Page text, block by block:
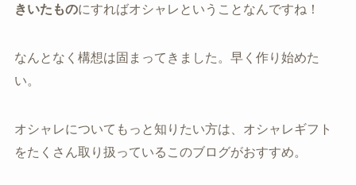
きいたものにすればオシャレということなんですね！
なんとなく構想は固まってきました。早く作り始めた
い。
オシャレについてもっと知りたい方は、オシャレギフト
をたくさん取り扱っているこのブログがおすすめ。